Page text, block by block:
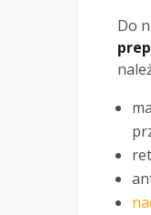
Do